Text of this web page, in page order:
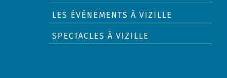
LES ÉVÉNEMENTS À VIZILLE
SPECTACLES À VIZILLE